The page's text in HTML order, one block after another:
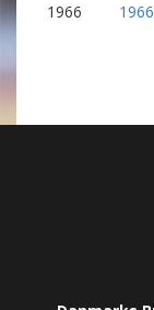
1966